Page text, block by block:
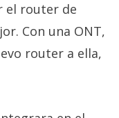
el router de
Con una ONT,
router a ella,